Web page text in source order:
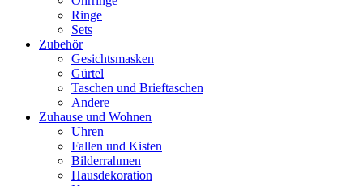
Ringe
Sets
Zubehör
Gesichtsmasken
Gürtel
Taschen und Brieftaschen
Andere
Zuhause und Wohnen
Uhren
Fallen und Kisten
Bilderrahmen
Hausdekoration